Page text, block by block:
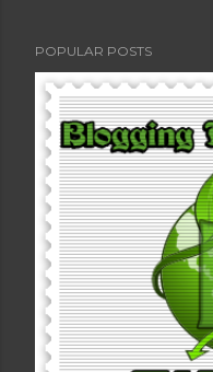
POPULAR POSTS